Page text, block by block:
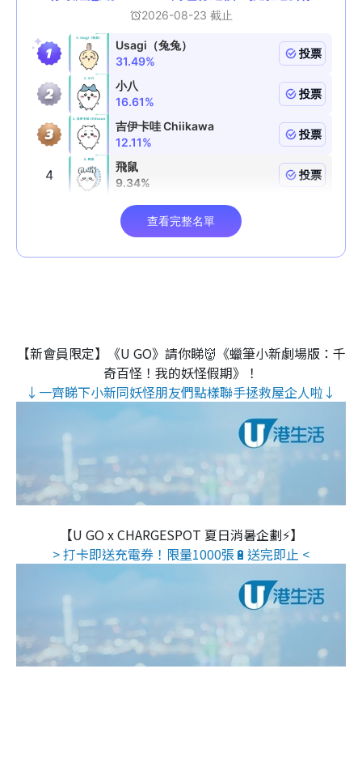
【新會員限定】《U GO》請你睇👹《蠟筆小新劇場版：千
奇百怪！我的妖怪假期》！
↓一齊睇下小新同妖怪朋友們點樣聯手拯救屋企人啦↓
【U GO x CHARGESPOT 夏日消暑企劃⚡】
> 打卡即送充電券！限量1000張🔋送完即止 <